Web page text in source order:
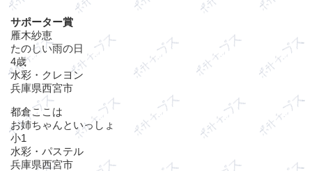
サポーター賞
雁木紗恵
たのしい雨の日
4歳
水彩・クレヨン
兵庫県西宮市
都倉ここは
お姉ちゃんといっしょ
小1
水彩・パステル
兵庫県西宮市